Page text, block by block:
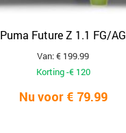
Puma Future Z 1.1 FG/AG
Van: € 199.99
Korting -€ 120
Nu voor € 79.99